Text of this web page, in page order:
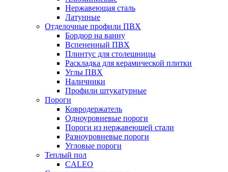
Нержавеющая сталь
Латунные
Отделочные профили ПВХ
Бордюр на ванну
Вспененный ПВХ
Плинтус для столешницы
Раскладка для керамической плитки
Углы ПВХ
Наличники
Профили штукатурные
Пороги
Ковродержатель
Одноуровневые пороги
Пороги из нержавеющей стали
Разноуровневые пороги
Угловые пороги
Теплый пол
CALEO